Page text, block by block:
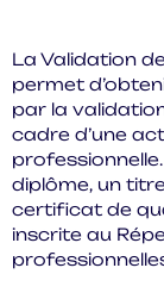
La Validation
permet
par la
cadre d’une
diplôme, un
certificat de
inscrite au